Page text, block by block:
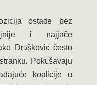
ostade bez
i najjače
Drašković često
Pokušavaju
koalicije u